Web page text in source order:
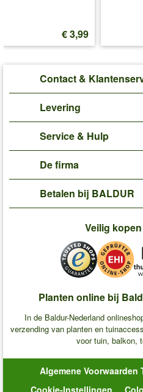
€ 3,99
Contact &
Levering
Service & Hulp
De firma
Betalen bij BALDUR
Veilig
Planten online bij
In de Baldur-Nederland
verzending van planten en
voor tuin, balkon,
Algemene Voorwaarden
Cookie-Instellingen